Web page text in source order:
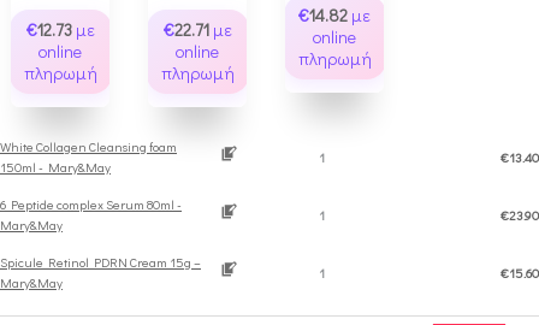
€12.73με
online
πληρωμή
€22.71με
online
πληρωμή
€14.82 με
online
πληρωμή
White Collagen Cleansing foam
150ml - Mary&May
€13.40
6 Peptide complex Serum 80ml -
Mary&May
€23.90
Spicule Retinol PDRN Cream 15g –
Mary&May
€15.60